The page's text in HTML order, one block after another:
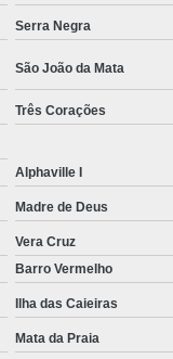
Serra Negra
São João da Mata
Três Corações
Alphaville I
Madre de Deus
Vera Cruz
Barro Vermelho
Ilha das Caieiras
Mata da Praia